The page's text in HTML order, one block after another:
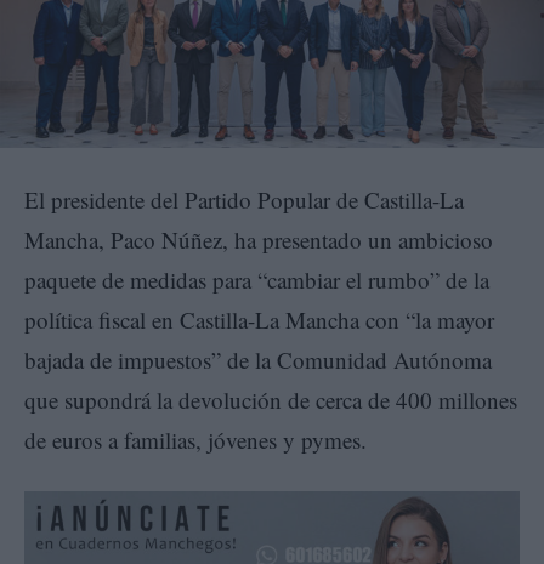
El presidente del Partido Popular de Castilla-La
Mancha, Paco Núñez, ha presentado un ambicioso
paquete de medidas para “cambiar el rumbo” de la
política fiscal en Castilla-La Mancha con “la mayor
bajada de impuestos” de la Comunidad Autónoma
que supondrá la devolución de cerca de 400 millones
de euros a familias, jóvenes y pymes.